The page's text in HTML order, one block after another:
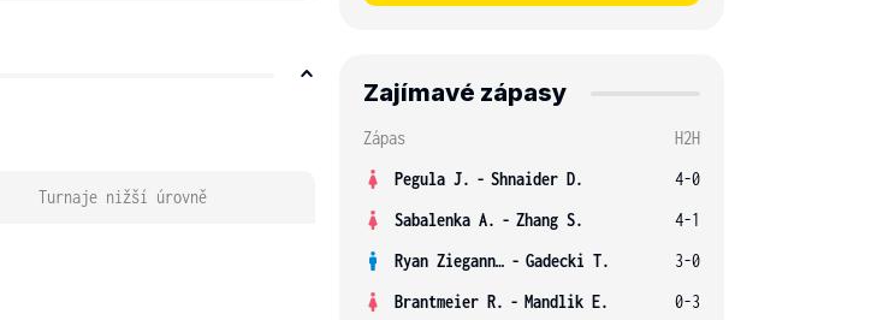
Turnaje nižší úrovně
Zajímavé zápasy
Zápas
H2H
Pegula J. - Shnaider D.
4-0
Sabalenka A. - Zhang S.
4-1
Ryan Ziegann S. - Gadecki T.
3-0
Brantmeier R. - Mandlik E.
0-3